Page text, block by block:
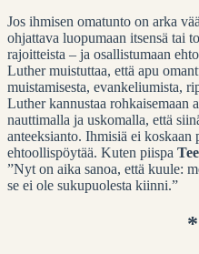
Jos ihmisen omatunto on arka
ohjattava luopumaan itsensä tai
rajoitteista – ja osallistumaan
Luther muistuttaa, että apu
muistamisesta, evankeliumista,
Luther kannustaa rohkaisemaan
nauttimalla ja uskomalla, että
anteeksianto. Ihmisiä ei koskaan
ehtoollispöytää. Kuten piispa
”Nyt on aika sanoa, että kuule:
se ei ole sukupuolesta kiinni.”